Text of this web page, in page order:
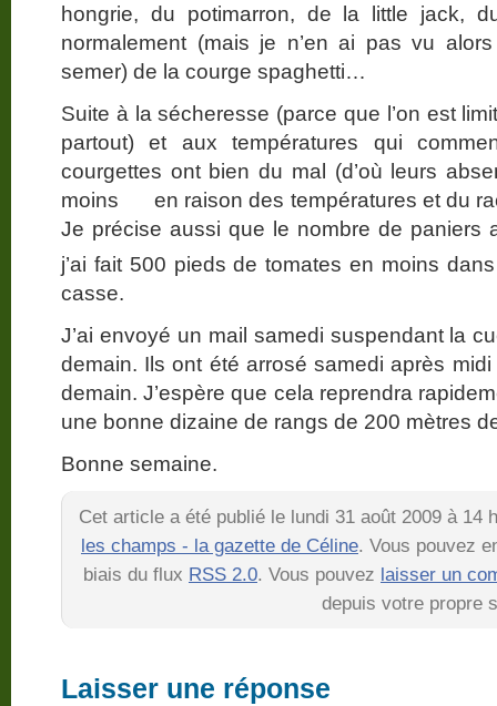
hongrie, du potimarron, de la little jack,
normalement (mais je n’en ai pas vu
semer) de la courge spaghetti…
Suite à la sécheresse (parce que l’on est
partout) et aux températures qui
courgettes ont bien du mal (d’où leurs
moins en raison des températures et du
Je précise aussi que le nombre de paniers
j’ai fait 500 pieds de tomates en moins
casse.
J’ai envoyé un mail samedi suspendant la
demain. Ils ont été arrosé samedi après
demain. J’espère que cela reprendra
une bonne dizaine de rangs de 200 mètres
Bonne semaine.
Cet article a été publié le lundi 31 août 2009 à
les champs - la gazette de Céline. Vous pouvez
biais du flux RSS 2.0. Vous pouvez laisser un
depuis votre propre
Laisser une réponse